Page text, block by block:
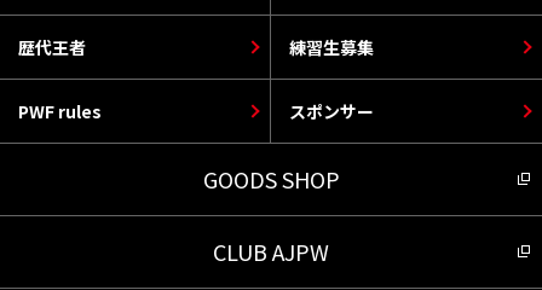
PWF rules
歴代王者
スポンサー
練習生募集
GOODS SHOP
CLUB AJPW